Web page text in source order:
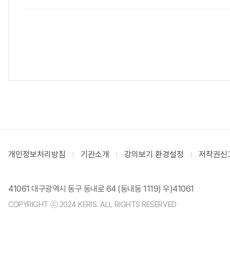
개인정보처리방침 기관소개 강의보기 환경설정 저작권신
41061 대구광역시 동구 동내로 64 (동내동 1119) 우)41061
COPYRIGHT ⓒ 2024 KERIS. ALL RIGHTS RESERVED